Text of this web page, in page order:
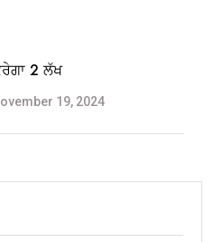
2 ਲੱਖ
19, 2024